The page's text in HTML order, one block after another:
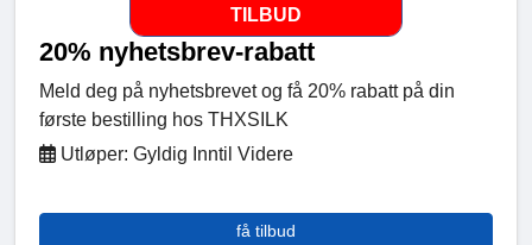
TILBUD
20% nyhetsbrev-rabatt
Meld deg på nyhetsbrevet og få 20% rabatt på din
første bestilling hos THXSILK
Utløper: Gyldig Inntil Videre
få tilbud